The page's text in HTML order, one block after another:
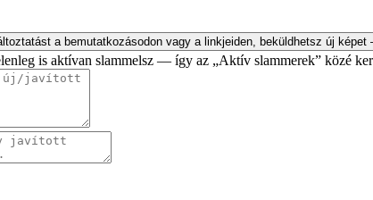
a bemutatkozásodon vagy a linkjeiden, beküldhetsz új
is aktívan slammelsz — így az „Aktív slammerek” közé